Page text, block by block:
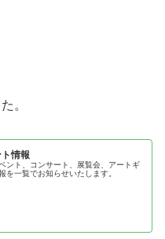
。
情報
ント、コンサート、展覧会、アートギ
を一覧でお知らせいたします。